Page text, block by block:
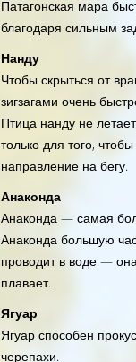
Патагонская мара
благодаря сильным
Нанду
Чтобы скрыться от
зигзагами очень
Птица нанду не
только для того,
направление на бегу.
Анаконда
Анаконда — самая
Анаконда большую
проводит в воде —
плавает.
Ягуар
Ягуар способен
черепахи.